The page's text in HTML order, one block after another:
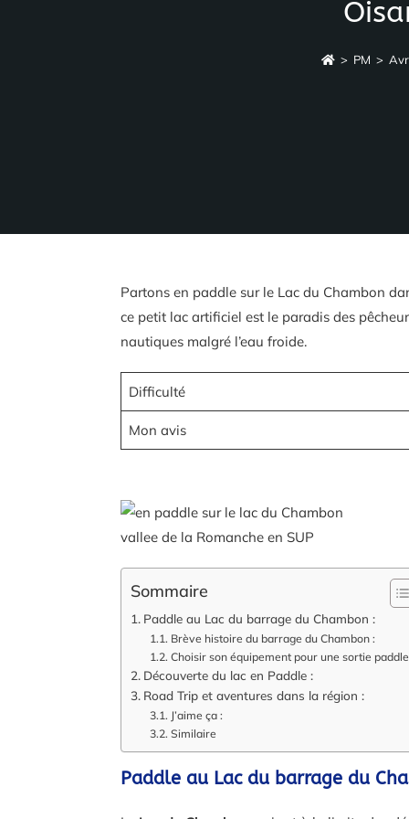
> PM > Avr
Partons en paddle sur le Lac du Chambon
ce petit lac artificiel est le paradis des
nautiques malgré l’eau froide.
Difficulté
Mon avis
vallee de la Romanche en SUP
Sommaire
Paddle au Lac du barrage du Chambon :
Brève histoire du barrage du Chambon :
Choisir son équipement pour une sortie
Découverte du lac en Paddle :
Road Trip et aventures dans la région :
J’aime ça :
Similaire
Paddle au Lac du barrage du